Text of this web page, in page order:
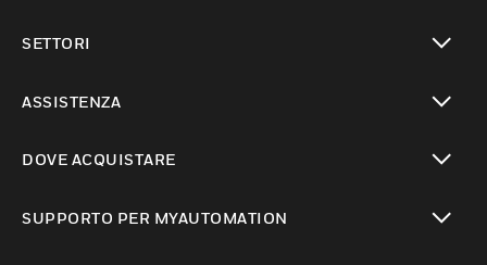
SETTORI
ASSISTENZA
DOVE ACQUISTARE
SUPPORTO PER MYAUTOMATION